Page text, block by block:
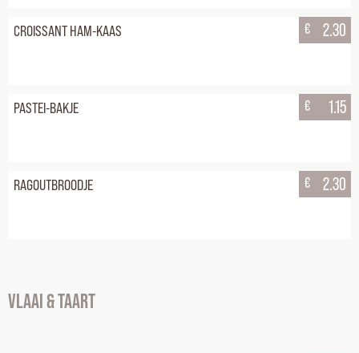
CROISSANT HAM-KAAS € 2.30
PASTEI-BAKJE € 1.15
RAGOUTBROODJE € 2.30
VLAAI & TAART